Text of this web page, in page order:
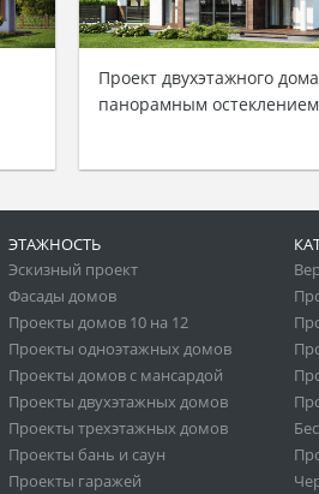
Проект двухэтажного
панорамным остеклением
ЭТАЖНОСТЬ
Эскизный проект
Фасады домов
Проекты домов 10 на 12
Проекты одноэтажных домов
Проекты домов с мансардой
Проекты двухэтажных домов
Проекты трехэтажных домов
Проекты бань и саун
Проекты гаражей